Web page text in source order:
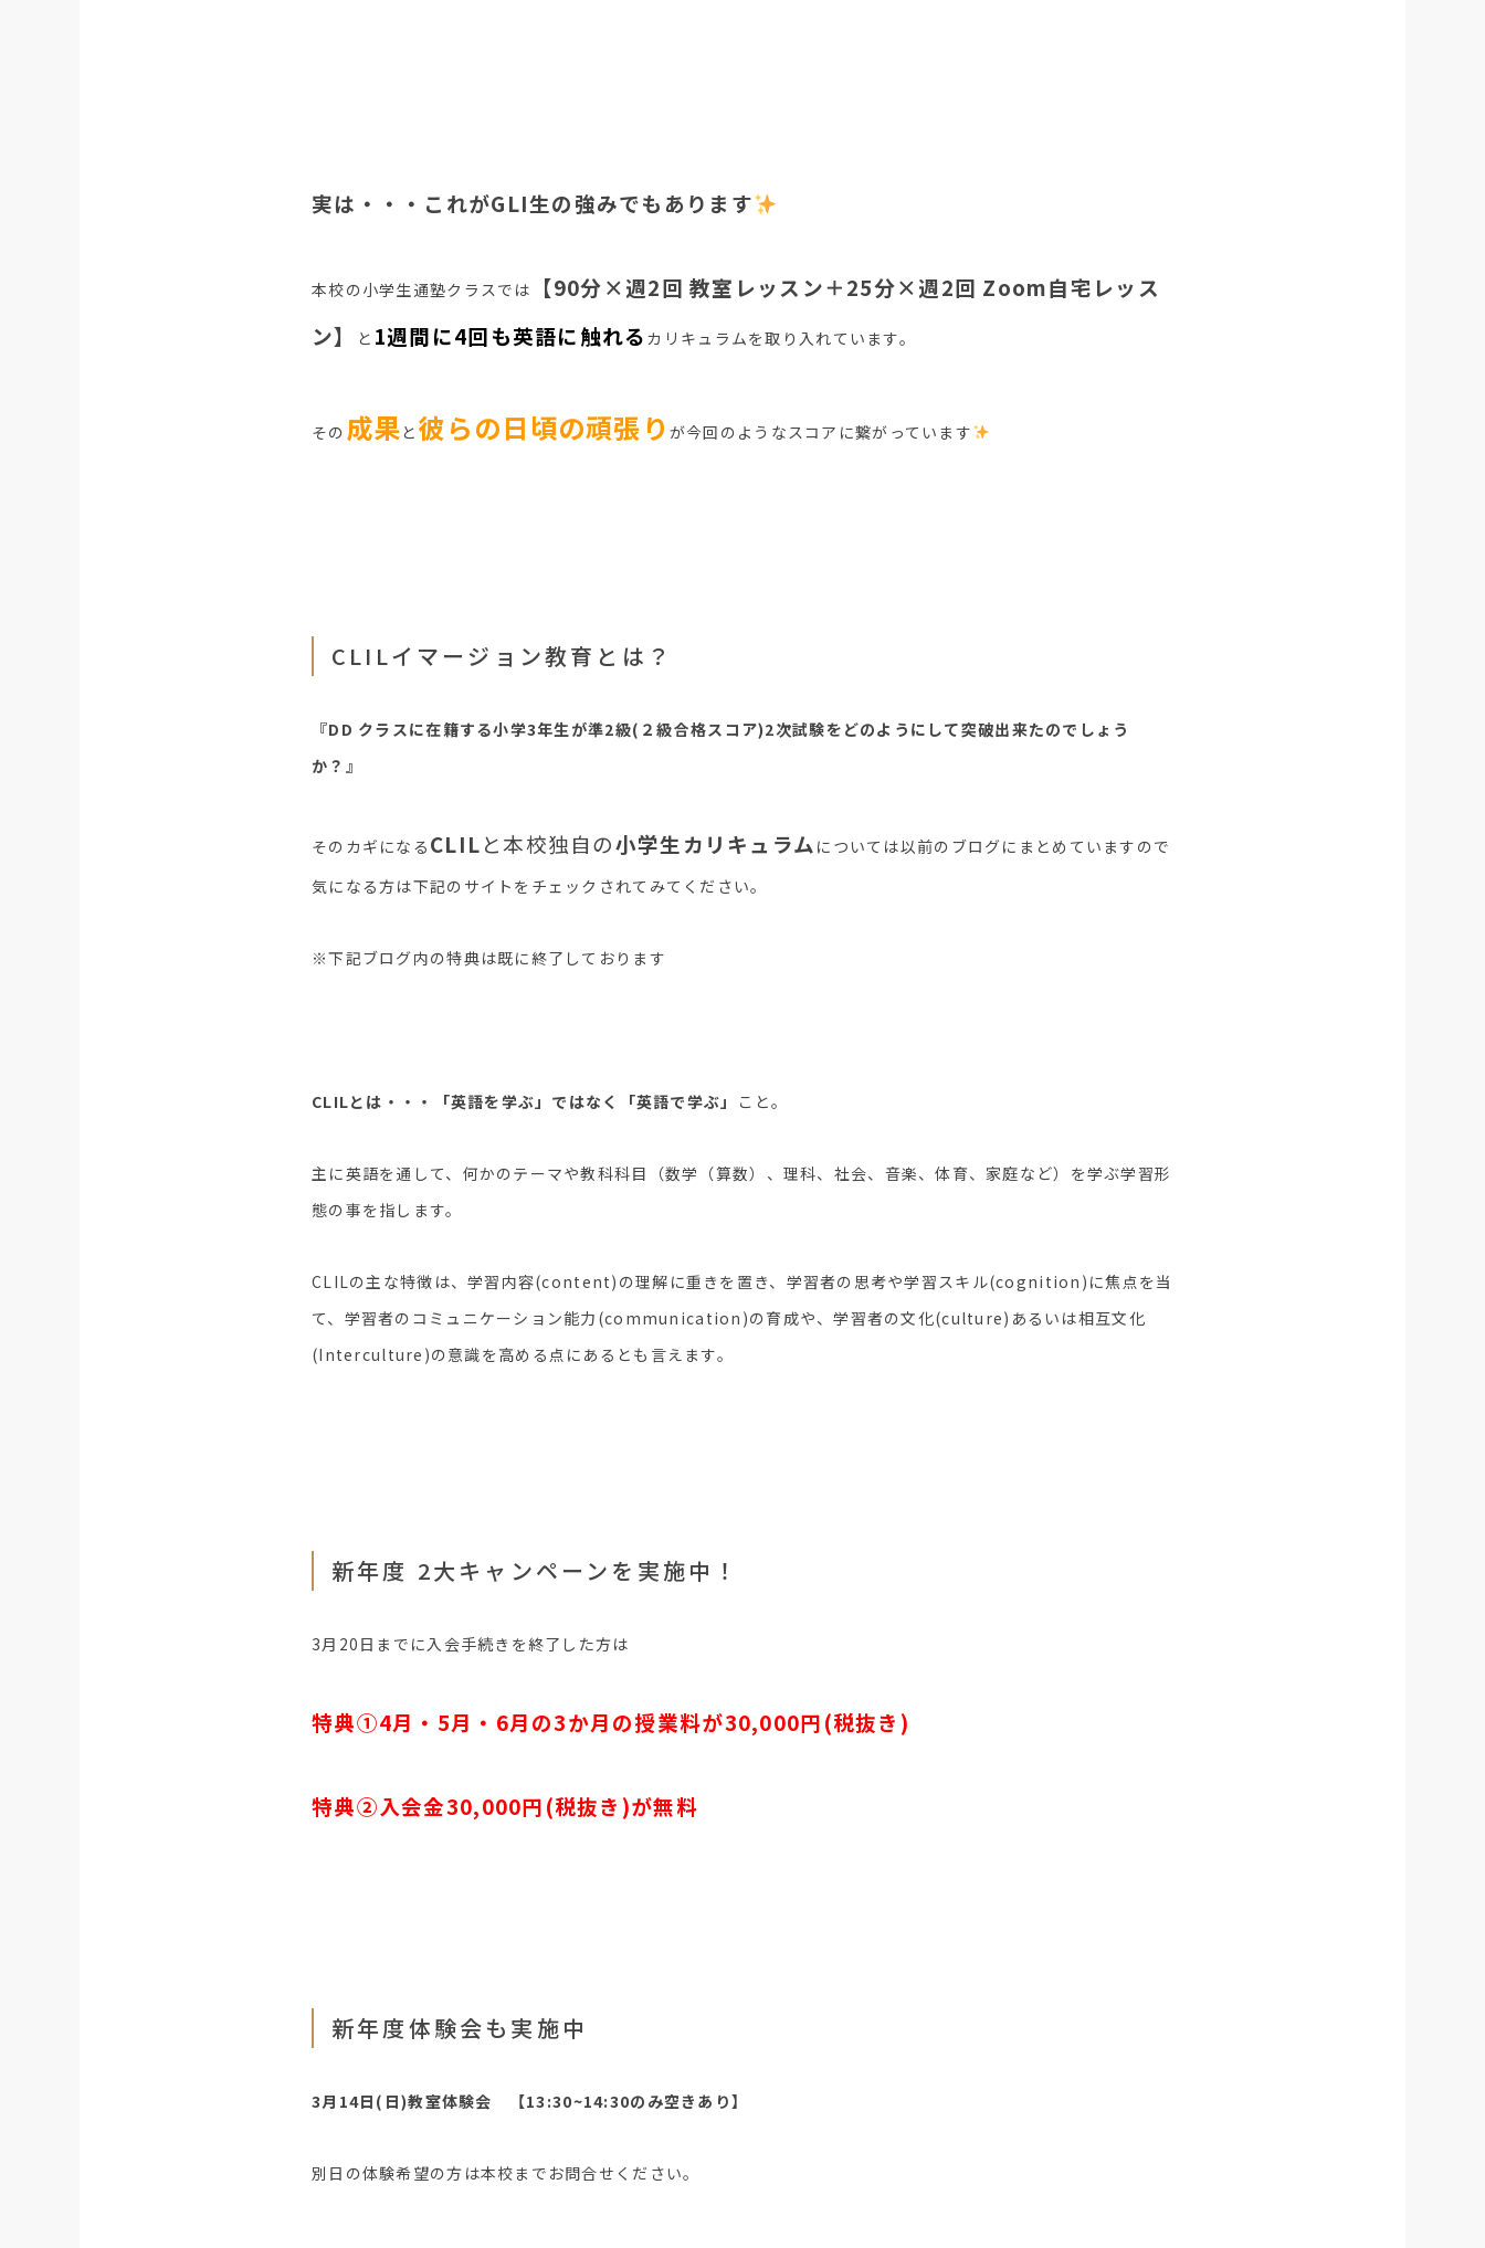
実は・・・これがGLI生の強みでもあります
本校の小学生通塾クラスでは
【90分×週2回 教室レッスン＋25分×週2回 Zoom自宅レッス
ン】
と 1週間に4回も英語に触れる カリキュラムを取り入れています。
その 成果 と 彼らの日頃の頑張り が今回のようなスコアに繋がっています
CLILイマージョン教育とは？
『DD クラスに在籍する小学3年生が準2級(２級合格スコア)2次試験をどのようにして突破出来たのでしょう
か？』
そのカギになる CLILと本校独自の小学生カリキュラム については以前のブログにまとめていますので
気になる方は下記のサイトをチェックされてみてください。
※下記ブログ内の特典は既に終了しております
CLILとは・・・ 「英語を学ぶ」ではなく「英語で学ぶ」 こと。
主に英語を通して、何かのテーマや教科科目（数学（算数）、理科、社会、音楽、体育、家庭など）を学ぶ学習形
態の事を指します。
CLILの主な特徴は、学習内容(content)の理解に重きを置き、学習者の思考や学習スキル(cognition)に焦点を当
て、学習者のコミュニケーション能力(communication)の育成や、学習者の文化(culture)あるいは相互文化
(Interculture)の意識を高める点にあるとも言えます。
新年度 2大キャンペーンを実施中！
3月20日までに入会手続きを終了した方は
特典①4月・5月・6月の3か月の授業料が30,000円(税抜き)
特典②入会金30,000円(税抜き)が無料
新年度体験会も実施中
3月14日(日)教室体験会 【13:30~14:30のみ空きあり】
別日の体験希望の方は本校までお問合せください。